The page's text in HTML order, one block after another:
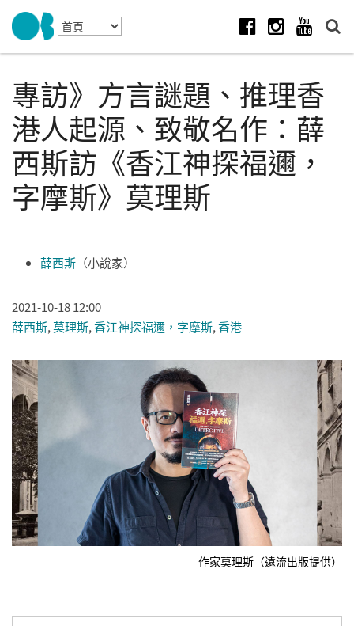
Skip to navigation
移至主內容
專訪》方言謎題、推理香
港人起源、致敬名作：薛
西斯訪《香江神探福邇，
字摩斯》莫理斯
薛西斯 （小說家）
2021-10-18 12:00
薛西斯,莫理斯,香江神探福邇，字摩斯,香港
作家莫理斯（遠流出版提供）